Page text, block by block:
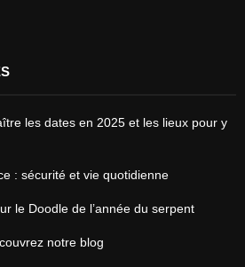
les dates en 2025 et les lieux pour y
: sécurité et vie quotidienne
le Doodle de l’année du serpent
notre blog